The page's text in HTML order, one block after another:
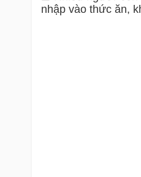
nhập vào thức ăn,